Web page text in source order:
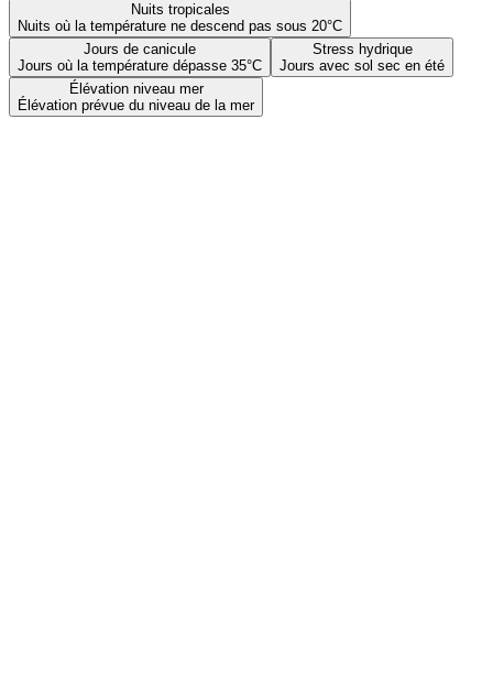
Nuits tropicales
Nuits où la température ne descend pas sous 20°C
Jours de canicule
Jours où la température dépasse 35°C
Stress hydrique
Jours avec sol sec en été
Élévation niveau mer
Élévation prévue du niveau de la mer